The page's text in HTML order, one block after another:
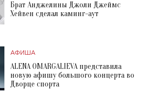
Брат Анджелины Джоли Джеймс
Хейвен сделал каминг-аут
АФИША
ALENA OMARGALIEVA представила
новую афишу большого концерта во
Дворце спорта